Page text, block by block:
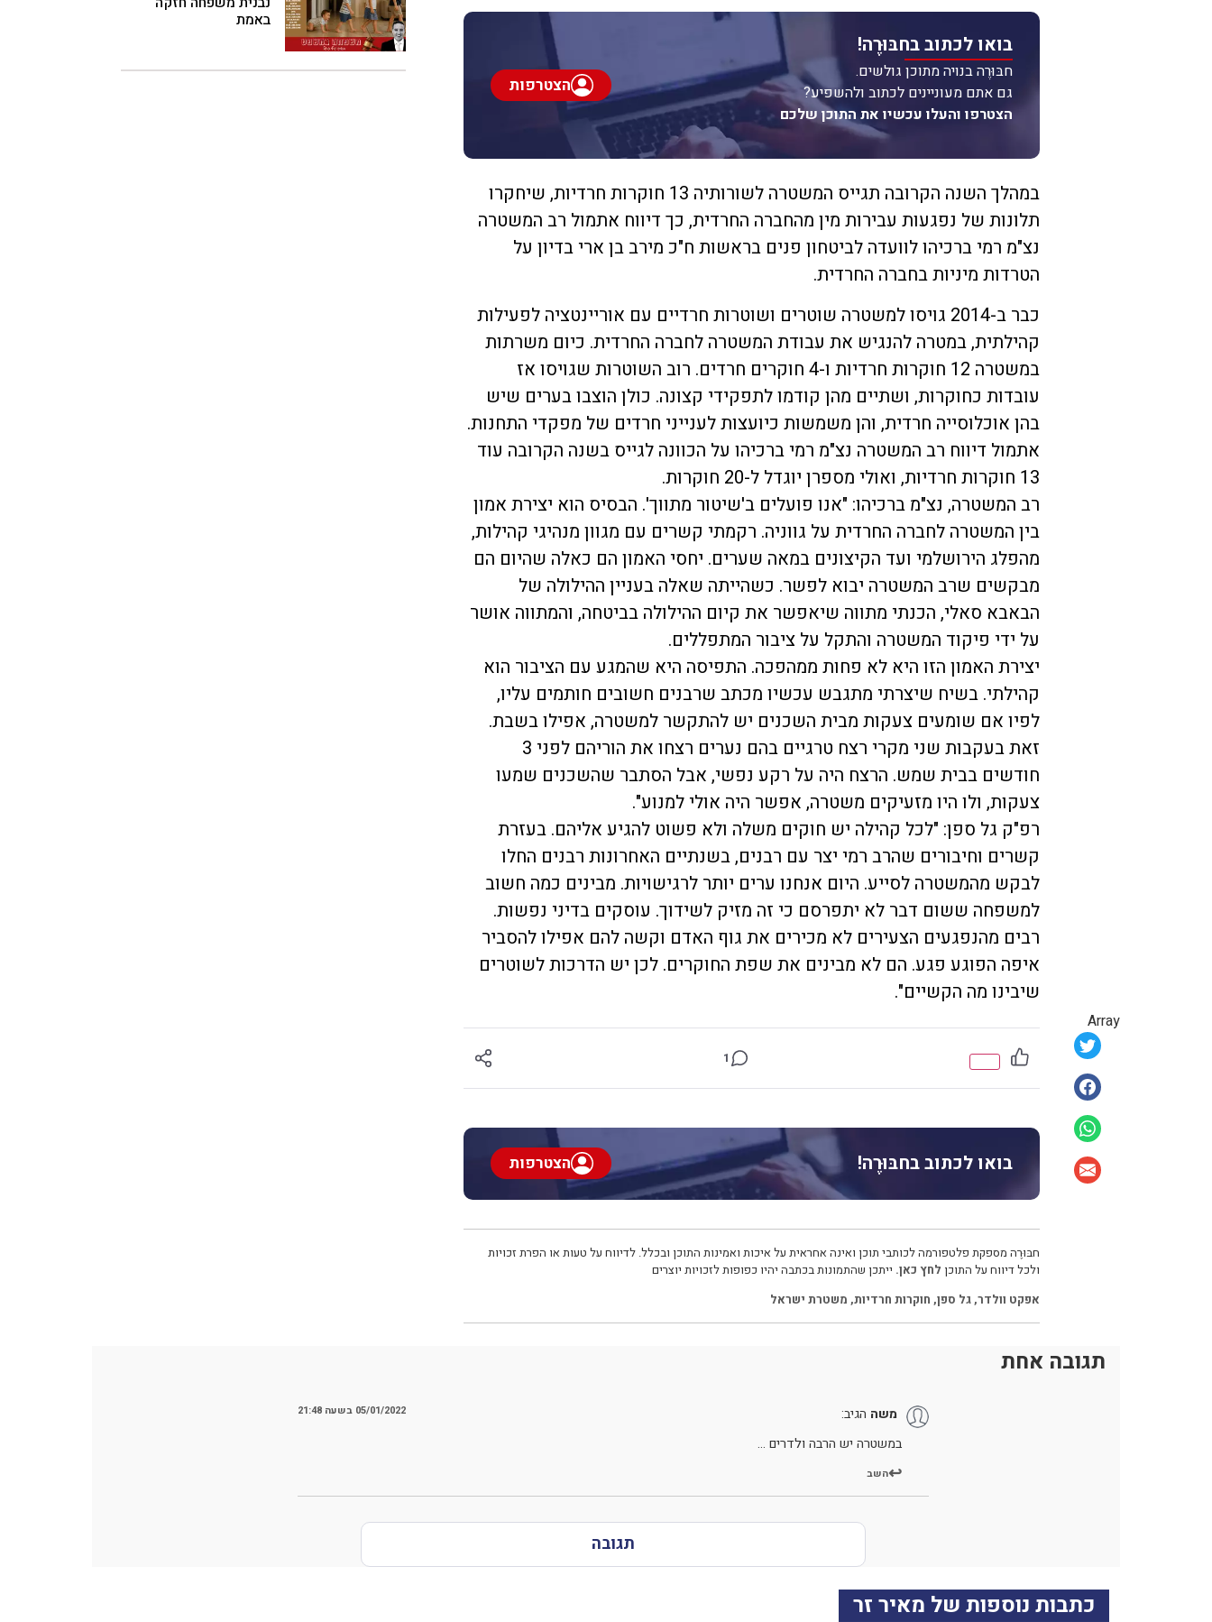
Array
בואו לכתוב בחבּוּרֶה!
חבּוּרֶה בנויה מתוכן גולשים.
גם אתם מעוניינים לכתוב ולהשפיע?
הצטרפו והעלו עכשיו את התוכן שלכם
הצטרפות
במהלך השנה הקרובה תגייס המשטרה לשורותיה 13 חוקרות חרדיות, שיחקרו
תלונות של נפגעות עבירות מין מהחברה החרדית, כך דיווח אתמול רב המשטרה
נצ"מ רמי ברכיהו לוועדה לביטחון פנים בראשות ח"כ מירב בן ארי בדיון על
הטרדות מיניות בחברה החרדית.
כבר ב-2014 גויסו למשטרה שוטרים ושוטרות חרדיים עם אוריינטציה לפעילות
קהילתית, במטרה להנגיש את עבודת המשטרה לחברה החרדית. כיום משרתות
במשטרה 12 חוקרות חרדיות ו-4 חוקרים חרדים. רוב השוטרות שגויסו אז
עובדות כחוקרות, ושתיים מהן קודמו לתפקידי קצונה. כולן הוצבו בערים שיש
בהן אוכלוסייה חרדית, והן משמשות כיועצות לענייני חרדים של מפקדי התחנות.
אתמול דיווח רב המשטרה נצ"מ רמי ברכיהו על הכוונה לגייס בשנה הקרובה עוד
13 חוקרות חרדיות, ואולי מספרן יוגדל ל-20 חוקרות.
רב המשטרה, נצ"מ ברכיהו: "אנו פועלים ב'שיטור מתווך'. הבסיס הוא יצירת אמון
בין המשטרה לחברה החרדית על גווניה. רקמתי קשרים עם מגוון מנהיגי קהילות,
מהפלג הירושלמי ועד הקיצונים במאה שערים. יחסי האמון הם כאלה שהיום הם
מבקשים שרב המשטרה יבוא לפשר. כשהייתה שאלה בעניין ההילולה של
הבאבא סאלי, הכנתי מתווה שיאפשר את קיום ההילולה בביטחה, והמתווה אושר
על ידי פיקוד המשטרה והתקל על ציבור המתפללים.
יצירת האמון הזו היא לא פחות ממהפכה. התפיסה היא שהמגע עם הציבור הוא
קהילתי. בשיח שיצרתי מתגבש עכשיו מכתב שרבנים חשובים חותמים עליו,
לפיו אם שומעים צעקות מבית השכנים יש להתקשר למשטרה, אפילו בשבת.
זאת בעקבות שני מקרי רצח טרגיים בהם נערים רצחו את הוריהם לפני 3
חודשים בבית שמש. הרצח היה על רקע נפשי, אבל הסתבר שהשכנים שמעו
צעקות, ולו היו מזעיקים משטרה, אפשר היה אולי למנוע".
רפ"ק גל ספן: "לכל קהילה יש חוקים משלה ולא פשוט להגיע אליהם. בעזרת
קשרים וחיבורים שהרב רמי יצר עם רבנים, בשנתיים האחרונות רבנים החלו
לבקש מהמשטרה לסייע. היום אנחנו ערים יותר לרגישויות. מבינים כמה חשוב
למשפחה ששום דבר לא יתפרסם כי זה מזיק לשידוך. עוסקים בדיני נפשות.
רבים מהנפגעים הצעירים לא מכירים את גוף האדם וקשה להם אפילו להסביר
איפה הפוגע פגע. הם לא מבינים את שפת החוקרים. לכן יש הדרכות לשוטרים
שיבינו מה הקשיים".
1
בואו לכתוב בחבּוּרֶה! הצטרפות
חבּוּרֶה מספקת פלטפורמה לכותבי תוכן ואינה אחראית על איכות ואמינות התוכן ובכלל. לדיווח על טעות או הפרת זכויות
ולכל דיווח על התוכן לחץ כאן. ייתכן שהתמונות בכתבה יהיו כפופות לזכויות יוצרים
אפקט וולדר,גל ספן, חוקרות חרדיות, משטרת ישראל
באמת
תגובה אחת
משה הגיב: 05/01/2022 בשעה 21:48
במשטרה יש הרבה ולדרים …
השב
תגובה
כתבות נוספות של מאיר זר